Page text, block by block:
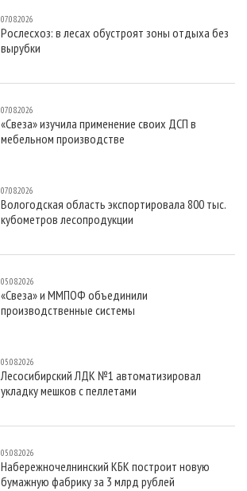
07.08.2026
Рослесхоз: в лесах обустроят зоны отдыха без
вырубки
07.08.2026
«Свеза» изучила применение своих ДСП в
мебельном производстве
07.08.2026
Вологодская область экспортировала 800 тыс.
кубометров лесопродукции
05.08.2026
«Свеза» и ММПОФ объединили
производственные системы
05.08.2026
Лесосибирский ЛДК №1 автоматизировал
укладку мешков с пеллетами
05.08.2026
Набережночелнинский КБК построит новую
бумажную фабрику за 3 млрд рублей